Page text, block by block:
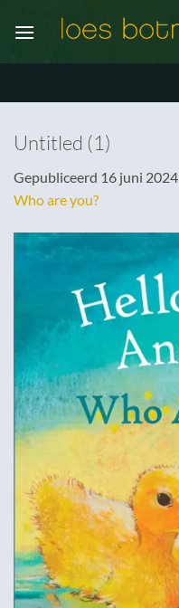
naar
Untitled (1)
Gepubliceerd 16 juni 2024
Who are you?